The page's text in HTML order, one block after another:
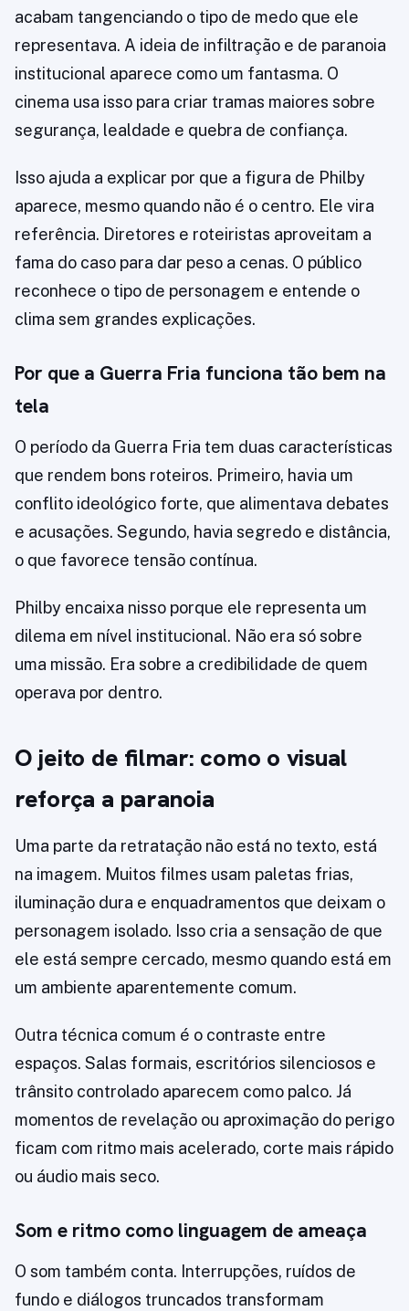
acabam tangenciando o tipo de medo que ele
representava. A ideia de infiltração e de paranoia
institucional aparece como um fantasma. O
cinema usa isso para criar tramas maiores sobre
segurança, lealdade e quebra de confiança.
Isso ajuda a explicar por que a figura de Philby
aparece, mesmo quando não é o centro. Ele vira
referência. Diretores e roteiristas aproveitam a
fama do caso para dar peso a cenas. O público
reconhece o tipo de personagem e entende o
clima sem grandes explicações.
Por que a Guerra Fria funciona tão bem na
tela
O período da Guerra Fria tem duas características
que rendem bons roteiros. Primeiro, havia um
conflito ideológico forte, que alimentava debates
e acusações. Segundo, havia segredo e distância,
o que favorece tensão contínua.
Philby encaixa nisso porque ele representa um
dilema em nível institucional. Não era só sobre
uma missão. Era sobre a credibilidade de quem
operava por dentro.
O jeito de filmar: como o visual
reforça a paranoia
Uma parte da retratação não está no texto, está
na imagem. Muitos filmes usam paletas frias,
iluminação dura e enquadramentos que deixam o
personagem isolado. Isso cria a sensação de que
ele está sempre cercado, mesmo quando está em
um ambiente aparentemente comum.
Outra técnica comum é o contraste entre
espaços. Salas formais, escritórios silenciosos e
trânsito controlado aparecem como palco. Já
momentos de revelação ou aproximação do perigo
ficam com ritmo mais acelerado, corte mais rápido
ou áudio mais seco.
Som e ritmo como linguagem de ameaça
O som também conta. Interrupções, ruídos de
fundo e diálogos truncados transformam